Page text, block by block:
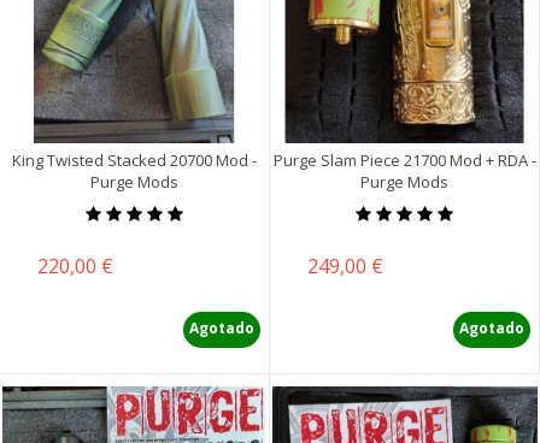
King Twisted Stacked 20700 Mod -
Purge Mods
Precio
220,00 €
Agotado
Purge Slam Piece 21700 Mod + RDA -
Purge Mods
Precio
249,00 €
Agotado